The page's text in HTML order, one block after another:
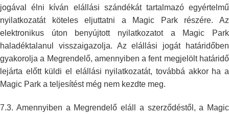
jogával élni kíván elállási szándékát tartalmazó egyértelmű
nyilatkozatát köteles eljuttatni a Magic Park részére. Az
elektronikus úton benyújtott nyilatkozatot a Magic Park
haladéktalanul visszaigazolja. Az elállási jogát határidőben
gyakorolja a Megrendelő, amennyiben a fent megjelölt határidő
lejárta előttküldi el elállási nyilatkozatát, továbbá akkor ha a
Magic Park a teljesítést még nem kezdte meg.
7.3. Amennyiben a Megrendelő eláll a szerződéstől, a Magic